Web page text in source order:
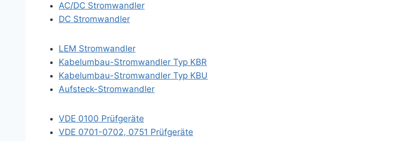
AC/DC Stromwandler
DC Stromwandler
LEM Stromwandler
Kabelumbau-Stromwandler Typ KBR
Kabelumbau-Stromwandler Typ KBU
Aufsteck-Stromwandler
VDE 0100 Prüfgeräte
VDE 0701-0702, 0751 Prüfgeräte